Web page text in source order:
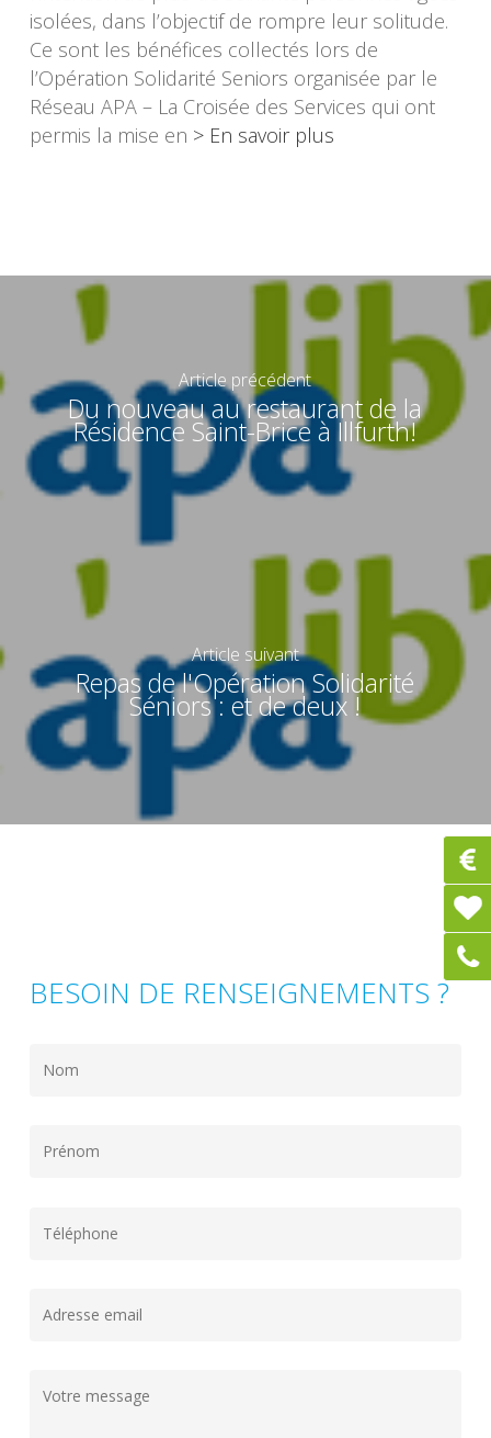
isolées, dans l’objectif de rompre leur solitude.
Ce sont les bénéfices collectés lors de
l’Opération Solidarité Seniors organisée par le
Réseau APA – La Croisée des Services qui ont
permis la mise en > En savoir plus
Article précédent
Du nouveau au restaurant de la
Résidence Saint-Brice à Illfurth!
Article suivant
Repas de l'Opération Solidarité
Séniors : et de deux !
BESOIN DE RENSEIGNEMENTS ?